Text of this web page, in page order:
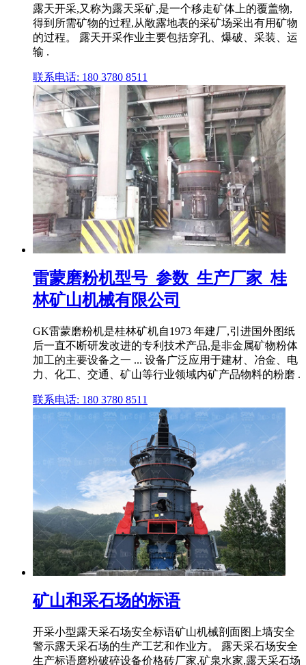
露天开采,又称为露天采矿,是一个移走矿体上的覆盖物,
得到所需矿物的过程,从敞露地表的采矿场采出有用矿物
的过程。 露天开采作业主要包括穿孔、爆破、采装、运
输 .
联系电话: 180 3780 8511
雷蒙磨粉机型号_参数_生产厂家_桂
林矿山机械有限公司
GK雷蒙磨粉机是桂林矿机自1973 年建厂,引进国外图纸
后一直不断研发改进的专利技术产品,是非金属矿物粉体
加工的主要设备之一 ... 设备广泛应用于建材、冶金、电
力、化工、交通、矿山等行业领域内矿产品物料的粉磨 .
联系电话: 180 3780 8511
矿山和采石场的标语
开采小型露天采石场安全标语矿山机械剖面图上墙安全
警示露天采石场的生产工艺和作业方。 露天采石场安全
生产标语磨粉破碎设备价格砖厂家,矿泉水家,露天采石场